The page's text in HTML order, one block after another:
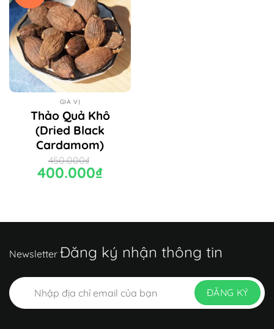
GIA VỊ
Thảo Quả Khô
(Dried Black
Cardamom)
450.000₫
Giá
gốc
400.000₫Giá
Newsletter Đăng ký nhận thông tin